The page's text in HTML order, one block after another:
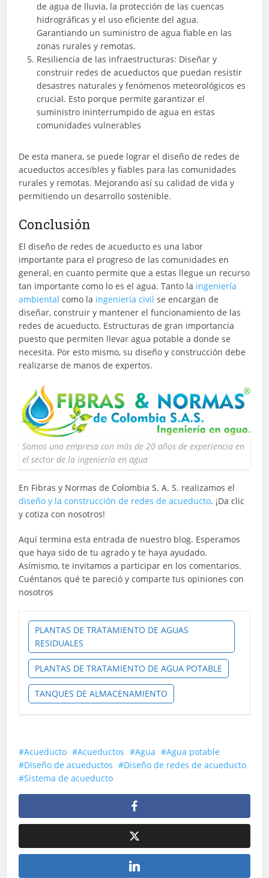
de agua de lluvia, la protección de las cuencas
hidrográficas y el uso eficiente del agua.
Garantiando un suministro de agua fiable en las
zonas rurales y remotas.
Resiliencia de las infraestructuras: Diseñar y
construir redes de acueductos que puedan resistir
desastres naturales y fenómenos meteorológicos es
crucial. Esto porque permite garantizar el
suministro ininterrumpido de agua en estas
comunidades vulnerables
De esta manera, se puede lograr el diseño de redes de
acueductos accesibles y fiables para las comunidades
rurales y remotas. Mejorando así su calidad de vida y
permitiendo un desarrollo sostenible.
Conclusión
El diseño de redes de acueducto es una labor
importante para el progreso de las comunidades en
general, en cuanto permite que a estas llegue un recurso
tan importante como lo es el agua. Tanto la ingeniería
ambiental como la ingeniería civil se encargan de
diseñar, construir y mantener el funcionamiento de las
redes de acueducto. Estructuras de gran importancia
puesto que permiten llevar agua potable a donde se
necesita. Por esto mismo, su diseño y construcción debe
realizarse de manos de expertos.
Somos una empresa con más de 20 años de experiencia en
el sector de la ingeniería en agua
En Fibras y Normas de Colombia S. A. S. realizamos el
diseño y la construcción de redes de acueducto. ¡Da clic
y cotiza con nosotros!
Aquí termina esta entrada de nuestro blog. Esperamos
que haya sido de tu agrado y te haya ayudado.
Asímismo, te invitamos a participar en los comentarios.
Cuéntanos qué te pareció y comparte tus opiniones con
nosotros
PLANTAS DE TRATAMIENTO DE AGUAS
RESIDUALES
PLANTAS DE TRATAMIENTO DE AGUA POTABLE
TANQUES DE ALMACENAMIENTO
Acueducto Acueductos Agua
Agua potable
Diseño de acueductos
Diseño de redes de acueducto
Sistema de acueducto